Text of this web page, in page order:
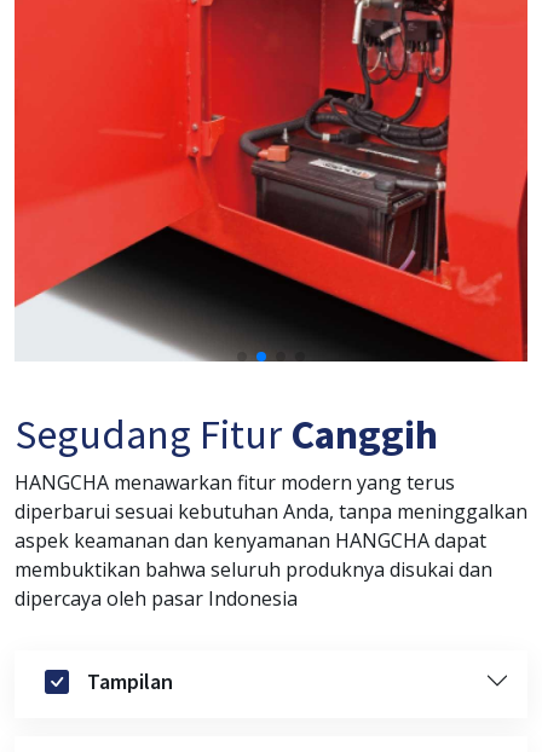
Segudang FiturCanggih
HANGCHA menawarkan fitur modern yang terus
diperbarui sesuai kebutuhan Anda, tanpa meninggalkan
aspek keamanan dan kenyamanan HANGCHA dapat
membuktikan bahwa seluruh produknya disukai dan
dipercaya oleh pasar Indonesia
Tampilan